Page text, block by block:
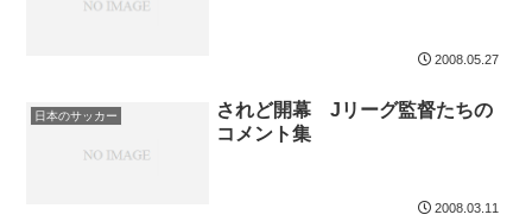
2008.05.27
日本のサッカー
されど開幕 Jリーグ監督たちの
コメント集
2008.03.11